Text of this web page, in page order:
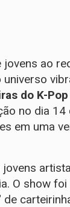
ao
universo
do K-Pop
no dia 14
em uma
O show foi